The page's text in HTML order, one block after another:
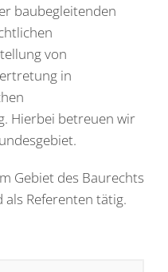
baubegleitenden
von
in
Hierbei betreuen wir
Gebiet des Baurechts
Referenten tätig.